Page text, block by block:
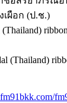
ผือก (ป.ช.)
(Thailand)
(Thailand)